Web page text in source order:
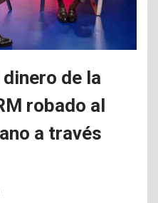
de la
robado al
a través